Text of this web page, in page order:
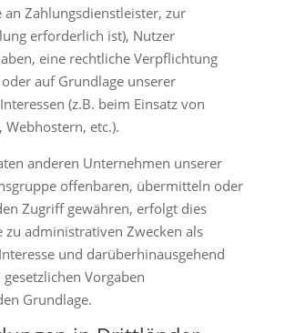
Zahlungsdienstleister, zur
erforderlich ist), Nutzer
eine rechtliche Verpflichtung
auf Grundlage unserer
(z.B. beim Einsatz von
Webhostern, etc.).
anderen Unternehmen unserer
offenbaren, übermitteln oder
Zugriff gewähren, erfolgt dies
zu administrativen Zwecken als
und darüberhinausgehend
Vorgaben
Grundlage.